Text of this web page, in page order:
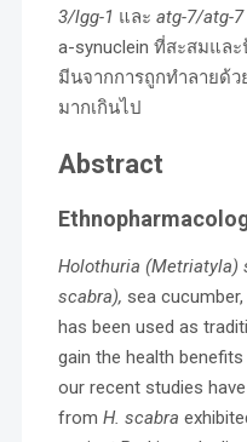
3/lgg-1 และ atg-7/atg-7
a-synuclein ที่สะสมแล
มีนจากการถูกทำลายด้ว
มากเกินไป
Abstract
Holothuria (Metriatyla)
scabra), sea
has been used as
gain the health
our recent studies
from H. scabra